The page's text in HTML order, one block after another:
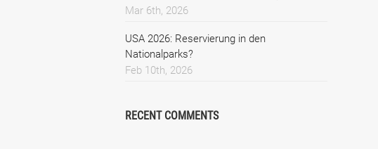
Mar 6th, 2026
USA 2026: Reservierung in den
Nationalparks?
Feb 10th, 2026
RECENT COMMENTS